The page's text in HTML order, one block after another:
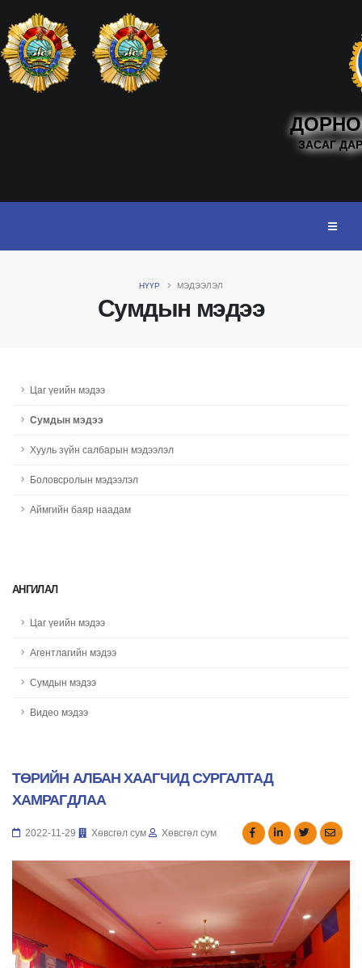
ЗАСАГ
Сумдын мэдээ
НҮҮР МЭДЭЭЛЭЛ
Цаг үеийн мэдээ
Сумдын мэдээ
Хууль зүйн салбарын мэдээлэл
Боловсролын мэдээлэл
Аймгийн баяр наадам
АНГИЛАЛ
Цаг үеийн мэдээ
Агентлагийн мэдээ
Сумдын мэдээ
Видео мэдээ
ТӨРИЙН АЛБАН ХААГЧИД СУРГАЛТАД
ХАМРАГДЛАА
2022-11-29 Хөвсгөл сум Хөвсгөл сум